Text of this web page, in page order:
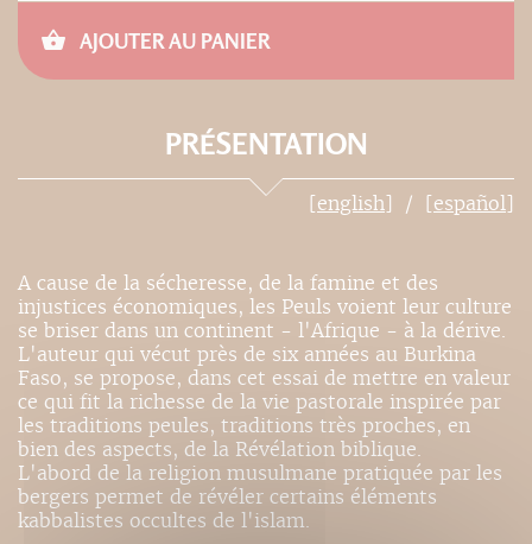
AJOUTER AU PANIER
PRÉSENTATION
[english] [español]
A cause de la sécheresse, de la famine et des
injustices économiques, les Peuls voient leur culture
se briser dans un continent - l'Afrique - à la dérive.
L'auteur qui vécut près de six années au Burkina
Faso, se propose, dans cet essai de mettre en valeur
ce qui fit la richesse de la vie pastorale inspirée par
les traditions peules, traditions très proches, en
bien des aspects, de la Révélation biblique.
L'abord de la religion musulmane pratiquée par les
bergers permet de révéler certains éléments
kabbalistes occultes de l'islam.